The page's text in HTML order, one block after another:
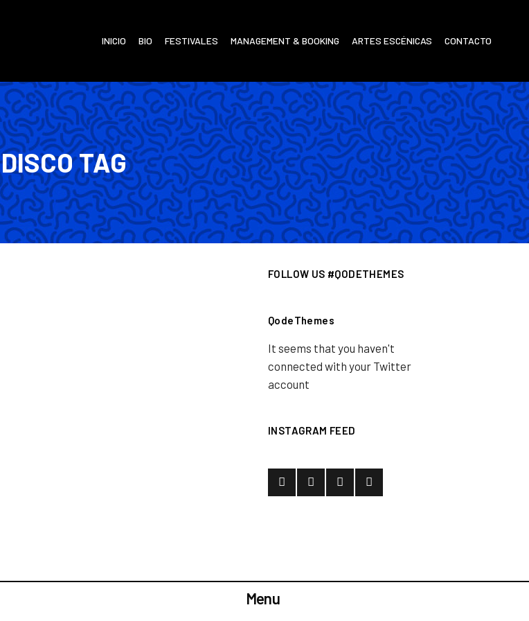
INICIO BIO FESTIVALES MANAGEMENT & BOOKING ARTES ESCÉNICAS CONTACTO
DISCO TAG
FOLLOW US #QODETHEMES
QodeThemes
It seems that you haven't
connected with your Twitter
account
INSTAGRAM FEED
Menu